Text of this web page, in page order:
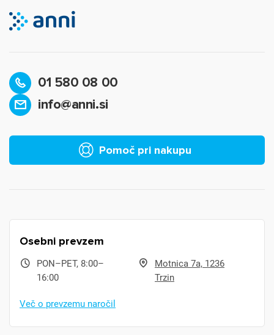
01 580 08 00
info@anni.si
Pomoč pri nakupu
Osebni prevzem
PON–PET, 8:00–
16:00
Motnica 7a, 1236
Trzin
Več o prevzemu naročil